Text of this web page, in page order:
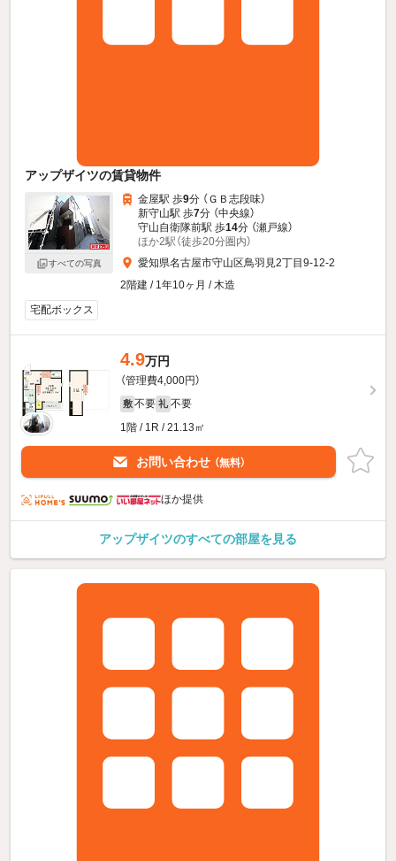
アップザイツの賃貸物件
すべての写真
金屋駅 歩9分 （ＧＢ志段味）
新守山駅 歩7分 （中央線）
守山自衛隊前駅 歩14分 （瀬戸線）
ほか2駅（徒歩20分圏内）
愛知県名古屋市守山区鳥羽見2丁目9-12-2
2階建 / 1年10ヶ月 / 木造
宅配ボックス
4.9万円
（管理費4,000円）
敷 不要 礼 不要
1階 / 1R / 21.13㎡
お問い合わせ （無料）
ほか提供
アップザイツのすべての部屋を見る